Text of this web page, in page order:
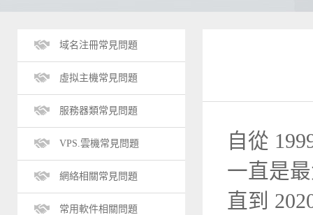
域名注冊常見問題
虛拟主機常見問題
服務器類常見問題
VPS.雲機常見問題
網絡相關常見問題
常用軟件相關問題
自從
一直是
直到